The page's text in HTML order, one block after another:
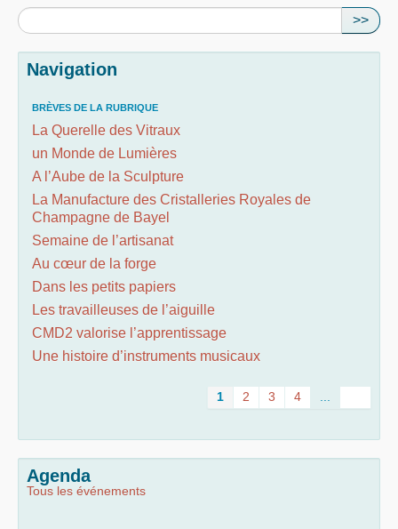
>>
Navigation
BRÈVES DE LA RUBRIQUE
La Querelle des Vitraux
un Monde de Lumières
A l’Aube de la Sculpture
La Manufacture des Cristalleries Royales de
Champagne de Bayel
Semaine de l’artisanat
Au cœur de la forge
Dans les petits papiers
Les travailleuses de l’aiguille
CMD2 valorise l’apprentissage
Une histoire d’instruments musicaux
1 2 3 4
Agenda
Tous les événements